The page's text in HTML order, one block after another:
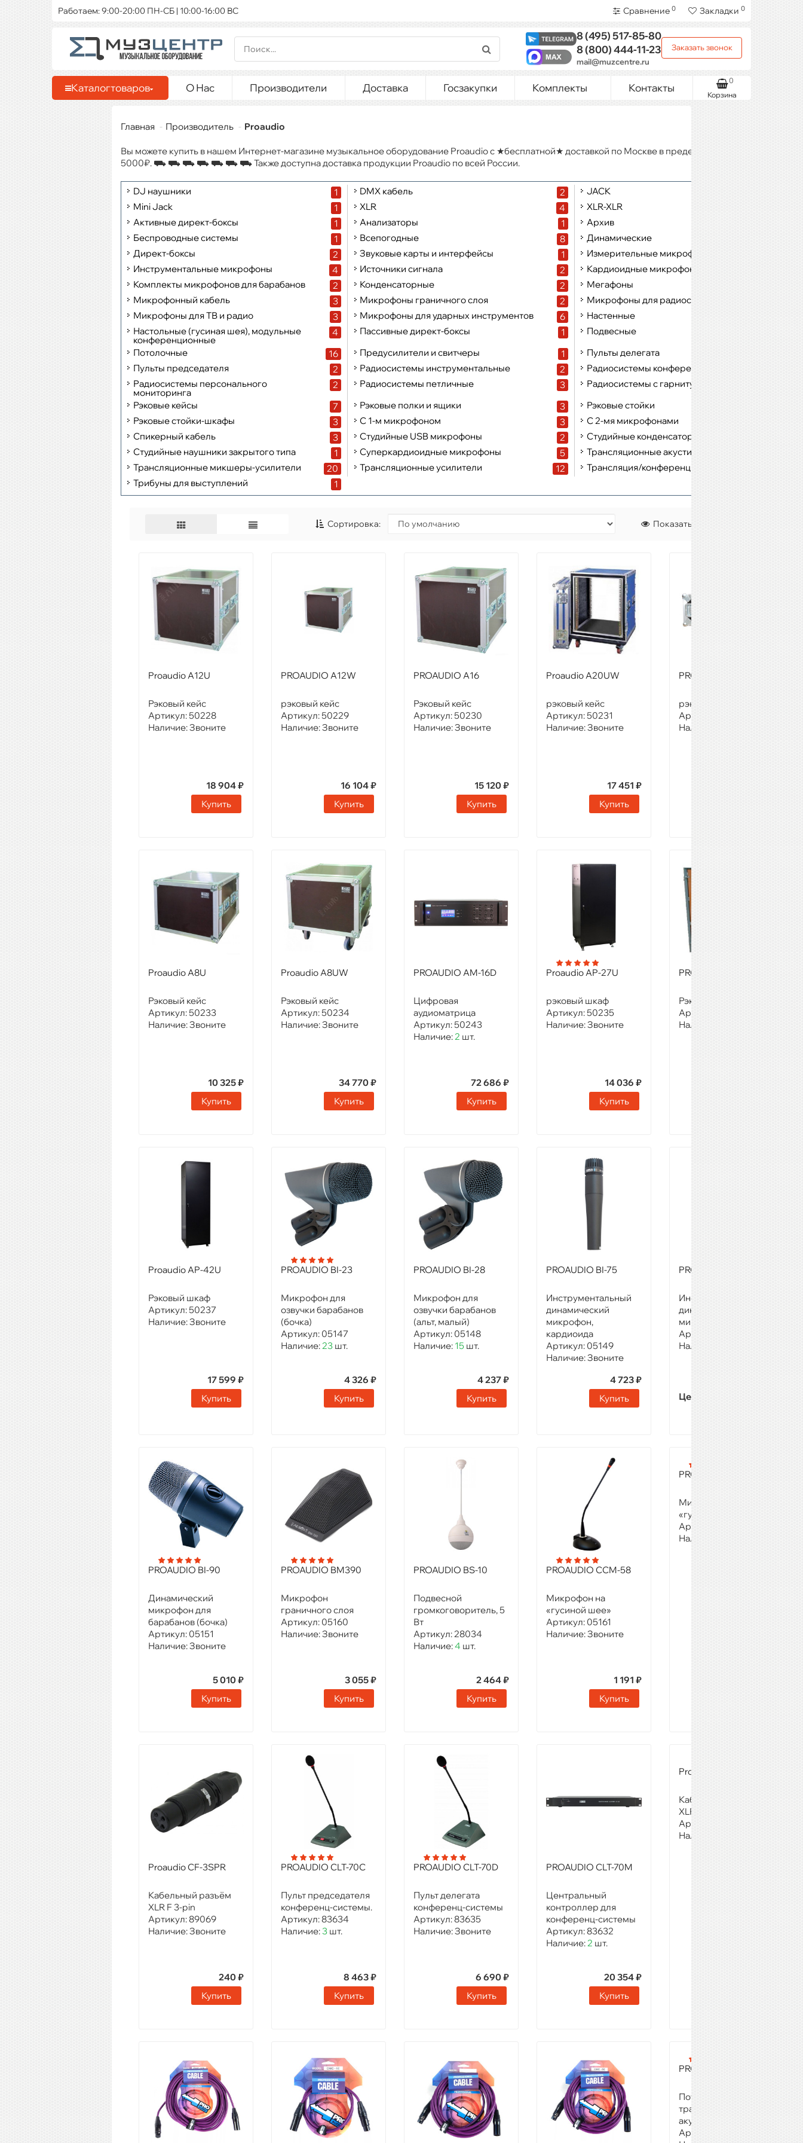
Работаем: 9:00-20:00 ПН-СБ | 10:00-16:00 ВС Сравнение 0 Закладки 0
8 (495)517-85-80
8 (800)444-11-23
mail@muzcentre.ru
Заказать звонок
Каталогтоваров О Нас Производители Доставка Госзакупки Комплекты Контакты
Корзина
0
Главная Производитель Proaudio
Вы можете купить в нашем Интернет-магазине музыкальное оборудование Proaudio с ★бесплатной★ доставкой по Москве в пределах МКАД при заказе от
5000₽. ⛟ ⛟ ⛟ ⛟ ⛟ ⛟ ⛟ Также доступна доставка продукции Proaudio по всей России.
DJ наушники 1 DMX кабель 2 JACK
Mini Jack
1 XLR 4 XLR-XLR
Активные директ-боксы
1 Анализаторы 1 Архив
Беспроводные системы
1 Всепогодные 8 Динамические
Директ-боксы
2 Звуковые карты и интерфейсы 1 Измерительные микрофоны
Инструментальные микрофоны
4 Источники сигнала 2 Кардиоидные микрофоны
Комплекты микрофонов для барабанов
2 Конденсаторные 2 Мегафоны
Микрофонный кабель
3 Микрофоны граничного слоя 2 Микрофоны для радиосистем ручные
Микрофоны для ТВ и радио
3 Микрофоны для ударных инструментов 6 Настенные
Настольные (гусиная шея), модульные
конференционные
4 Пассивные директ-боксы 1 Подвесные
Потолочные
16 Предусилители и свитчеры 1 Пульты делегата
Пульты председателя
2 Радиосистемы инструментальные 2 Радиосистемы конференционные
Радиосистемы персонального
мониторинга
2 Радиосистемы петличные 3 Радиосистемы с гарнитурой
Рэковые кейсы
7 Рэковые полки и ящики 3 Рэковые стойки
Рэковые стойки-шкафы
3 С 1-м микрофоном 3 С 2-мя микрофонами
Спикерный кабель
3 Студийные USB микрофоны 2 Студийные конденсаторные микрофоны
Студийные наушники закрытого типа
1 Суперкардиоидные микрофоны 5 Трансляционные акустические системы
Трансляционные микшеры-усилители
20 Трансляционные усилители 12 Трансляция/конференция
Трибуны для выступлений
1
Сортировка: Показать:
Proaudio A12U
Рэковый кейс
Артикул:50228
Наличие:Звоните
18 904 ₽
Купить
PROAUDIO A12W
рэковый кейс
Артикул:50229
Наличие:Звоните
16 104 ₽
Купить
PROAUDIO A16
Рэковый кейс
Артикул:50230
Наличие:Звоните
15 120 ₽
Купить
Proaudio A20UW
рэковый кейс
Артикул:50231
Наличие:Звоните
17 451 ₽
Купить
PROAUDIO A2U
рэковый кейс
Артикул:
Наличие:
Proaudio A8U
Рэковый кейс
Артикул:50233
Наличие:Звоните
10 325 ₽
Купить
Proaudio A8UW
Рэковый кейс
Артикул:50234
Наличие:Звоните
34 770 ₽
Купить
PROAUDIO AM-16D
Цифровая
аудиоматрица
Артикул:50243
Наличие:2 шт.
72 686 ₽
Купить
Proaudio AP-27U
рэковый шкаф
Артикул:50235
Наличие:Звоните
14 036 ₽
Купить
PROAUDIO AP-28D
Рэковый шкаф
Артикул:
Наличие:
Proaudio AP-42U
Рэковый шкаф
Артикул:50237
Наличие:Звоните
17 599 ₽
Купить
PROAUDIO BI-23
Микрофон для
озвучки барабанов
(бочка)
Артикул: 05147
Наличие:23 шт.
4 326 ₽
Купить
PROAUDIO BI-28
Микрофон для
озвучки барабанов
(альт, малый)
Артикул: 05148
Наличие: 15 шт.
4 237 ₽
Купить
PROAUDIO BI-75
Инструментальный
динамический
микрофон,
кардиоида
Артикул: 05149
Наличие:Звоните
4 723 ₽
Купить
PROAUDIO BI-79
Инструментальный
динамический
микрофон
Артикул:
Наличие:
Цену уточняйте
PROAUDIO BI-90
Динамический
микрофон для
барабанов (бочка)
Артикул: 05151
Наличие:Звоните
5 010 ₽
Купить
PROAUDIO BM390
Микрофон
граничного слоя
Артикул: 05160
Наличие:Звоните
3 055 ₽
Купить
PROAUDIO BS-10
Подвесной
громкоговоритель, 5
Вт
Артикул:28034
Наличие:4 шт.
2 464 ₽
Купить
PROAUDIO CCM-58
Микрофон на
«гусиной шее»
Артикул: 05161
Наличие:Звоните
1 191 ₽
Купить
PROAUDIO CCM-68
Микрофон на
«гусиной шее»
Артикул:
Наличие:
Proaudio CF-3SPR
Кабельный разъём
XLR F 3-pin
Артикул:89069
Наличие:Звоните
240 ₽
Купить
PROAUDIO CLT-70C
Пульт председателя
конференц-системы.
Артикул:83634
Наличие:3 шт.
8 463 ₽
Купить
​PROAUDIO CLT-70D
Пульт делегата
конференц-системы
Артикул:83635
Наличие:Звоните
6 690 ₽
Купить
PROAUDIO CLT-70M
Центральный
контроллер для
конференц-системы
Артикул:83632
Наличие:2 шт.
20 354 ₽
Купить
Proaudio CM-3SPR
Кабельный разъём
XLR M 3-pin
Артикул:
Наличие:
PROAUDIO CS-10
Потолочная
трансляционная
акустика, 5 Вт
Артикул: